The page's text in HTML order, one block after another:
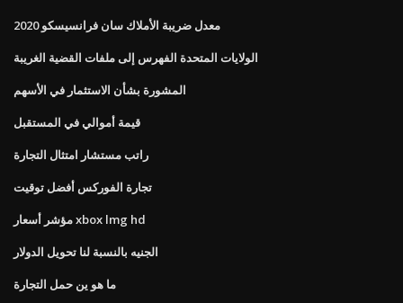
معدل ضريبة الأملاك سان فرانسيسكو 2020
الولايات المتحدة الفهرس إلى ملفات القضية الغريبة
المشورة بشأن الاستثمار في الأسهم
قيمة أموالي في المستقبل
راتب مستشار امتثال التجارة
تجارة الفوركس أفضل توقيت
مؤشر أسعار xbox lmg hd
الجنيه بالنسبة لنا تحويل الدولار
ما هو ين حمل التجارة